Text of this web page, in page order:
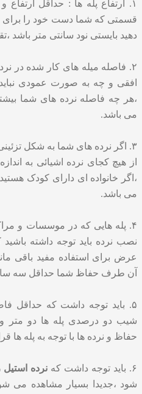
۱. ارتفاع پله ها : حداقل ارتفاع و
قسمتی که شما دست خود را برای
دهید بایستی نود سانتی متر باشد
۲. فاصله میله های کار شده در
افقی و چه به صورت عمودی نباید
،هر چه فاصله نرده های شما
می باشد.
۳. اگر نرده های شما به شکل
از هیچ کجای نرده اشیائی به
،اگر خانواده ای دارای کودک
می باشد.
۴. پله هایی که در موسسات و
نصب نرده باید توجه داشته
عرض برای استفاده مفید باقی
آن طرف حفاظ شما حداقل سه
۵. باید توجه داشت که حداقل
شیب دو درصدی پله ها دو متر و
حفاظ و نرده ها با توجه به پله ها
۶. باید توجه داشت که نرده استیل
شود ،جدیدا بسیار مشاهده می